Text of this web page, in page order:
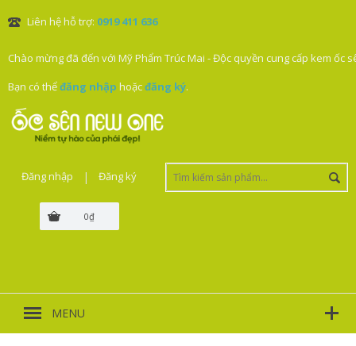
Liên hệ hỗ trợ: 0919 411 636
Chào mừng đã đến với Mỹ Phẩm Trúc Mai - Độc quyền cung cấp kem ốc
Bạn có thểđăng nhập hoặcđăng ký.
0₫
Đăng nhập | Đăng ký
MENU